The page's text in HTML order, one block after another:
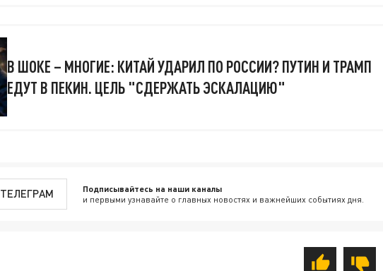
В ШОКЕ – МНОГИЕ: КИТАЙ УДАРИЛ ПО РОССИИ? ПУТИН И ТРАМП
ЕДУТ В ПЕКИН. ЦЕЛЬ "СДЕРЖАТЬ ЭСКАЛАЦИЮ"
ТЕЛЕГРАМ Подписывайтесь на наши каналы
и первыми узнавайте о главных новостях и важнейших событиях дня.